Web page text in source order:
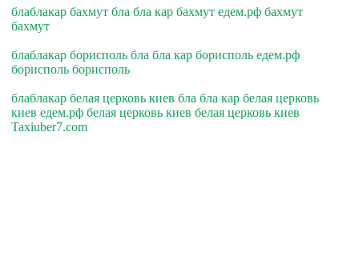
блаблакар бахмут бла бла кар бахмут едем.рф бахмут
бахмут
блаблакар борисполь бла бла кар борисполь едем.рф
борисполь борисполь
блаблакар белая церковь киев бла бла кар белая церковь
киев едем.рф белая церковь киев белая церковь киев
Taxiuber7.com